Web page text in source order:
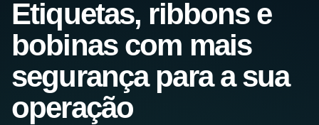
Etiquetas, ribbons e
bobinas com mais
segurança para a sua
operação